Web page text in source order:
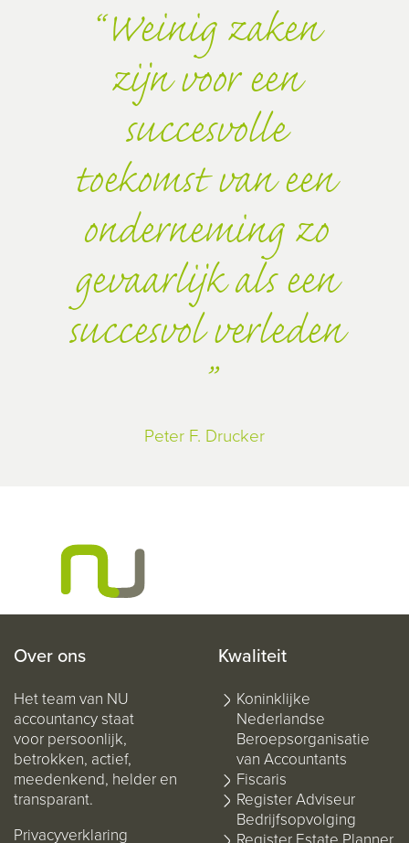
Weinig zaken
zijn voor een
succesvolle
toekomst van een
onderneming zo
gevaarlijk als een
succesvol verleden
Peter F. Drucker
Over ons
Het team van NU
accountancy staat
voor persoonlijk,
betrokken, actief,
meedenkend, helder en
transparant.
Privacyverklaring
Kwaliteit
Koninklijke
Nederlandse
Beroepsorganisatie
van Accountants
Fiscaris
Register Adviseur
Bedrijfsopvolging